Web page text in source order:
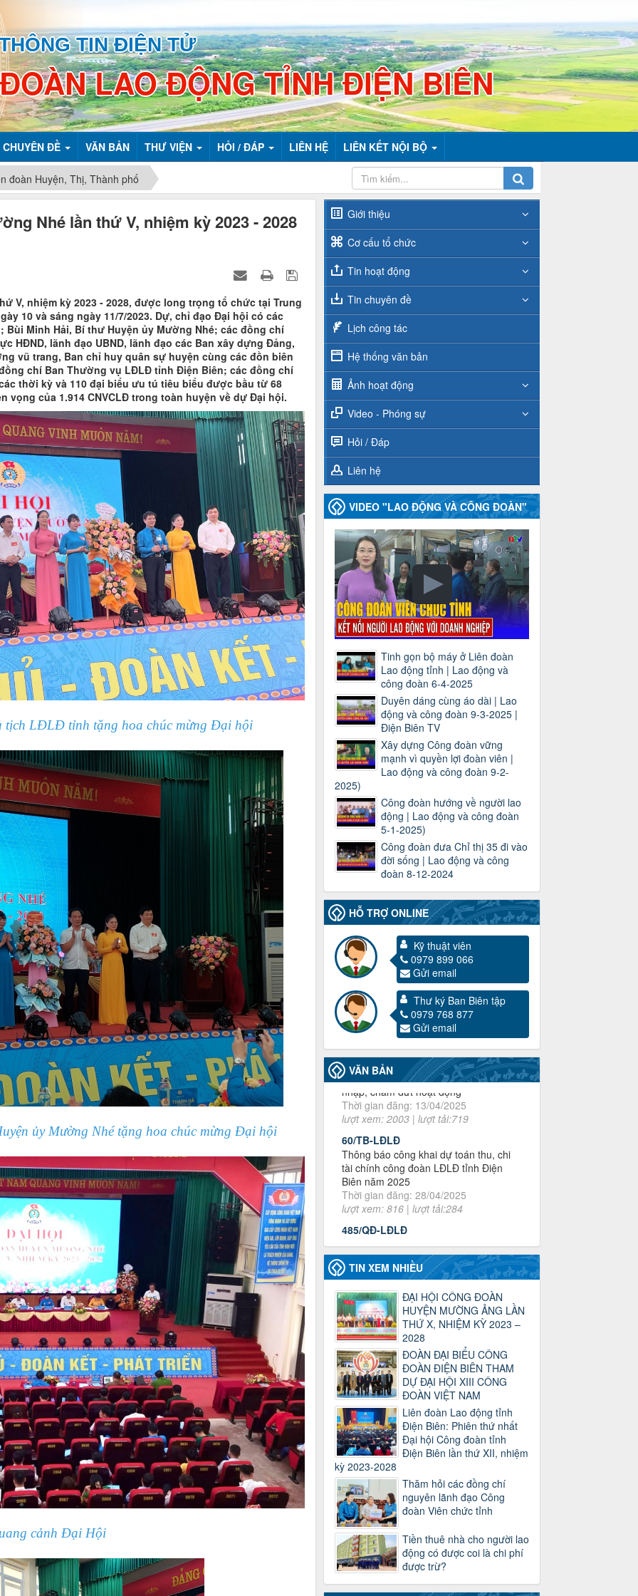
TIN ĐIỆN TỬ
LAO ĐỘNG TỈNH ĐIỆN BIÊN
CHUYÊN ĐỀ VĂN BẢN THƯ VIỆN HỎI / ĐÁP LIÊN HỆ LIÊN KẾT NỘI BỘ
đoàn Huyện, Thị, Thành phố
Nhé lần thứ V, nhiệm kỳ 2023 - 2028
V, nhiệm kỳ 2023 - 2028, được long trọng tổ chức tại Trung
10 và sáng ngày 11/7/2023. Dự, chỉ đạo Đại hội có các
Minh Hải, Bí thư Huyện ủy Mường Nhé; các đồng chí
HĐND, lãnh đạo UBND, lãnh đạo các Ban xây dựng Đảng,
vũ trang, Ban chỉ huy quân sự huyện cùng các đồn biên
chí Ban Thường vụ LĐLĐ tỉnh Điện Biên; các đồng chí
thời kỳ và 110 đại biểu ưu tú tiêu biểu được bầu từ 68
vọng của 1.914 CNVCLĐ trong toàn huyện về dự Đại hội.
tịch LĐLĐ tỉnh tặng hoa chúc mừng Đại hội
ủy Mường Nhé tặng hoa chúc mừng Đại hội
cảnh Đại Hội
Giới thiệu
Cơ cấu tổ chức
Tin hoạt động
Tin chuyên đề
Lịch công tác
Hệ thống văn bản
Ảnh hoạt động
Video - Phóng sự
Hỏi / Đáp
Liên hệ
VIDEO "LAO ĐỘNG VÀ CÔNG ĐOÀN"
Tinh gọn bộ máy ở Liên đoàn
Lao động tỉnh | Lao động và
công đoàn 6-4-2025
Duyên dáng cùng áo dài | Lao
động và công đoàn 9-3-2025 |
Điện Biên TV
Xây dựng Công đoàn vững
mạnh vì quyền lợi đoàn viên |
Lao động và công đoàn 9-2-
2025)
Công đoàn hướng về người lao
động | Lao động và công đoàn
5-1-2025)
Công đoàn đưa Chỉ thị 35 đi vào
đời sống | Lao động và công
đoàn 8-12-2024
HỖ TRỢ ONLINE
Kỹ thuật viên
0979 899 066
Gửi email
Thư ký Ban Biên tập
0979 768 877
Gửi email
VĂN BẢN
3716/TLD-TC
Công văn hướng dẫn công tác quả lý tài
chính, tài sản công đoàn khi đơn vị sát
nhập, chấm dứt hoạt động
Thời gian đăng: 13/04/2025
lượt xem: 2003 | lượt tải:719
60/TB-LĐLĐ
Thông báo công khai dự toán thu, chi
tài chính công đoàn LĐLĐ tỉnh Điện
Biên năm 2025
Thời gian đăng: 28/04/2025
lượt xem: 816 | lượt tải:284
485/QĐ-LĐLĐ
Quyết định về việc công bố công khai
quyết toán ngân sách nhà nước năm
2024
Thời gian đăng: 29/04/2025
lượt xem: 915 | lượt tải:253
2930/TLĐ-TC
Công văn số 2930/TLĐ-TC, ngày
31/12/2024 của Tổng LĐLĐ Việt Nam
về việc quy định tỷ lệ phân phối tự động
KPCĐ 2% qua tài khoản Công đoàn
Việt Nam về các cấp Công đoàn năm
2025
Thời gian đăng: 06/01/2025
lượt xem: 1066 | lượt tải:437
47-TTCĐ/BTGTU
Thông tin chuyên đề: Một số nôi dung
về sắp xếp tổ chức bộ máy của hệ
thống chính trị tinh gọn, hoạt động hiệu
lực, hiệu quả
Thời gian đăng: 25/12/2024
lượt xem: 1221 | lượt tải:339
37/HD-TLĐ
Hướng dẫn Công đoàn với việc tổ chức
và hoạt động của Ban Thanh tra Nhân
dân
Thời gian đăng: 27/12/2024
lượt xem: 4944 | lượt tải:1351
35/HD-TLĐ
Hướng dẫn thực hiện một số nội dung
TIN XEM NHIỀU
ĐẠI HỘI CÔNG ĐOÀN
HUYỆN MƯỜNG ẢNG LẦN
THỨ X, NHIỆM KỲ 2023 –
2028
ĐOÀN ĐẠI BIỂU CÔNG
ĐOÀN ĐIỆN BIÊN THAM
DỰ ĐẠI HỘI XIII CÔNG
ĐOÀN VIỆT NAM
Liên đoàn Lao động tỉnh
Điện Biên: Phiên thứ nhất
Đại hội Công đoàn tỉnh
Điện Biên lần thứ XII, nhiệm
kỳ 2023-2028
Thăm hỏi các đồng chí
nguyên lãnh đạo Công
đoàn Viên chức tỉnh
Tiền thuê nhà cho người lao
động có được coi là chi phí
được trừ?